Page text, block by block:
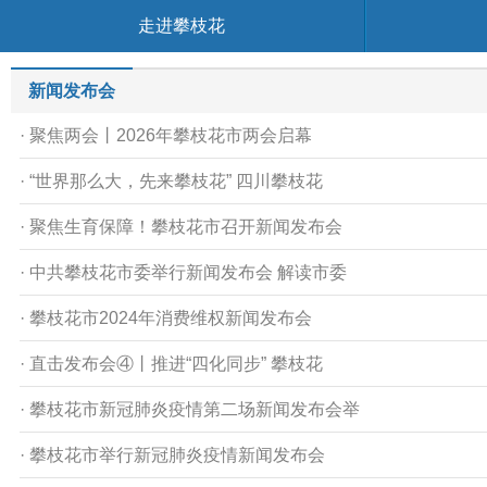
走进攀枝花
新闻发布会
· 聚焦两会丨2026年攀枝花市两会启幕
· “世界那么大，先来攀枝花” 四川攀枝花
· 聚焦生育保障！攀枝花市召开新闻发布会
· 中共攀枝花市委举行新闻发布会 解读市委
· 攀枝花市2024年消费维权新闻发布会
· 直击发布会④丨推进“四化同步” 攀枝花
· 攀枝花市新冠肺炎疫情第二场新闻发布会举
· 攀枝花市举行新冠肺炎疫情新闻发布会